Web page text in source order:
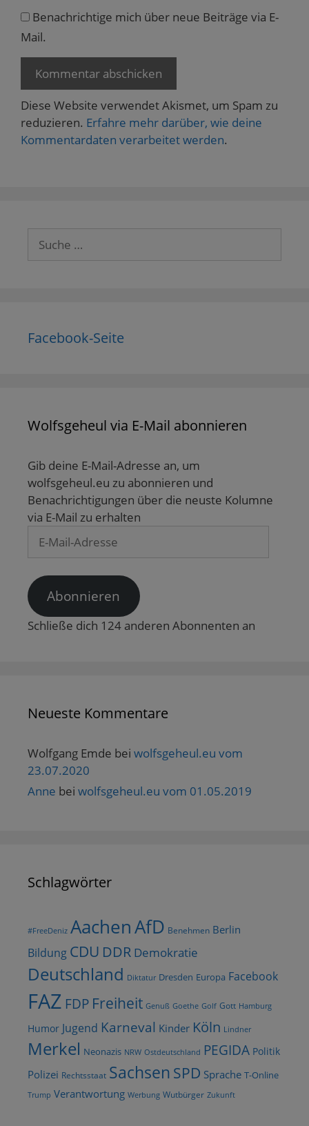
Benachrichtige mich über neue Beiträge via E-
Mail.
Diese Website verwendet Akismet, um Spam zu
reduzieren. Erfahre mehr darüber, wie deine
Kommentardaten verarbeitet werden.
nach:
Facebook-Seite
Wolfsgeheul via E-Mail abonnieren
Gib deine E-Mail-Adresse an, um
wolfsgeheul.eu zu abonnieren und
Benachrichtigungen über die neuste Kolumne
via E-Mail zu erhalten
Mail-
Abonnieren
Schließe dich 124 anderen Abonnenten an
Neueste Kommentare
Wolfgang Emde bei wolfsgeheul.eu vom
23.07.2020
Anne bei wolfsgeheul.eu vom 01.05.2019
Schlagwörter
#FreeDeniz AachenAfD Benehmen Berlin
Bildung CDU DDR Demokratie
Deutschland Diktatur Dresden Europa Facebook
FAZ FDP Freiheit Genuß Goethe Golf Gott Hamburg
Humor Jugend Karneval Kinder Köln Lindner
Merkel Neonazis NRW Ostdeutschland PEGIDA Politik
Polizei Rechtsstaat Sachsen SPD Sprache T-Online
Trump Verantwortung Werbung Wutbürger Zukunft